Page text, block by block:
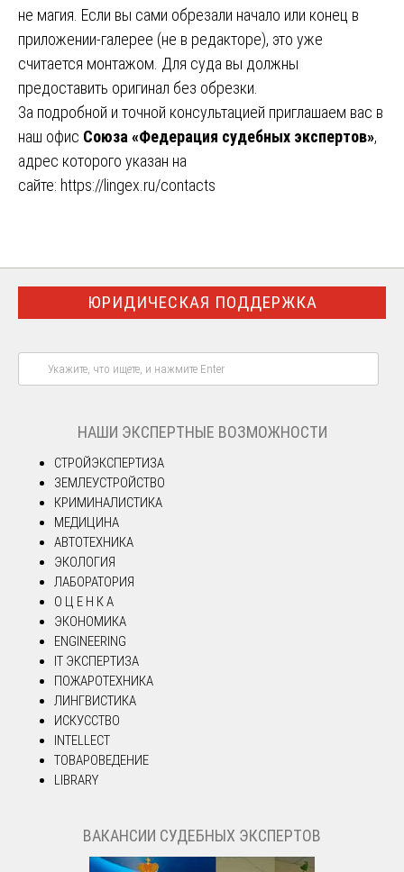
не магия. Если вы сами обрезали начало или конец в
приложении-галерее (не в редакторе), это уже
считается монтажом. Для суда вы должны
предоставить оригинал без обрезки.
За подробной и точной консультацией приглашаем вас в
наш офис Союза «Федерация судебных экспертов»,
адрес которого указан на
сайте: https://lingex.ru/contacts
ЮРИДИЧЕСКАЯ ПОДДЕРЖКА
НАШИ ЭКСПЕРТНЫЕ ВОЗМОЖНОСТИ
СТРОЙЭКСПЕРТИЗА
ЗЕМЛЕУСТРОЙСТВО
КРИМИНАЛИСТИКА
МЕДИЦИНА
АВТОТЕХНИКА
ЭКОЛОГИЯ
ЛАБОРАТОРИЯ
О Ц Е Н К А
ЭКОНОМИКА
ENGINEERING
IT ЭКСПЕРТИЗА
ПОЖАРОТЕХНИКА
ЛИНГВИСТИКА
ИСКУССТВО
INTELLECT
ТОВАРОВЕДЕНИЕ
LIBRARY
ВАКАНСИИ СУДЕБНЫХ ЭКСПЕРТОВ